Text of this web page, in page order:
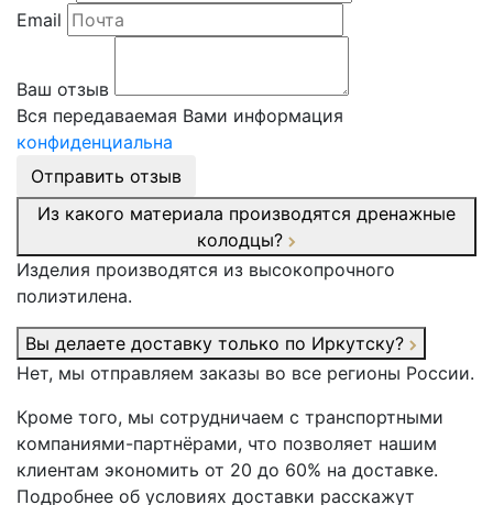
Email
Ваш отзыв
Вся передаваемая Вами информация
конфиденциальна
Отправить отзыв
Из какого материала производятся дренажные
колодцы?
Изделия производятся из высокопрочного
полиэтилена.
Вы делаете доставку только по Иркутску?
Нет, мы отправляем заказы во все регионы России.
Кроме того, мы сотрудничаем с транспортными
компаниями-партнёрами, что позволяет нашим
клиентам экономить от 20 до 60% на доставке.
Подробнее об условиях доставки расскажут